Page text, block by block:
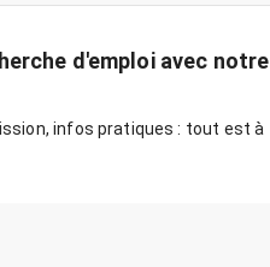
d'emploi avec notre
infos pratiques : tout est à